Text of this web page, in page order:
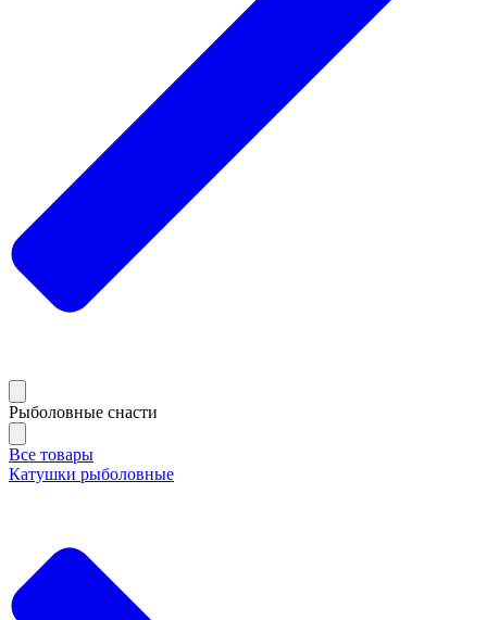
Рыболовные снасти
Все товары
Катушки рыболовные